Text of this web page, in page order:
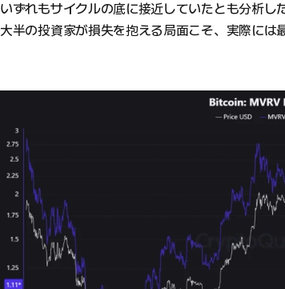
いずれもサイクルの底に接近していたとも分析し
大半の投資家が損失を抱える局面こそ、実際には